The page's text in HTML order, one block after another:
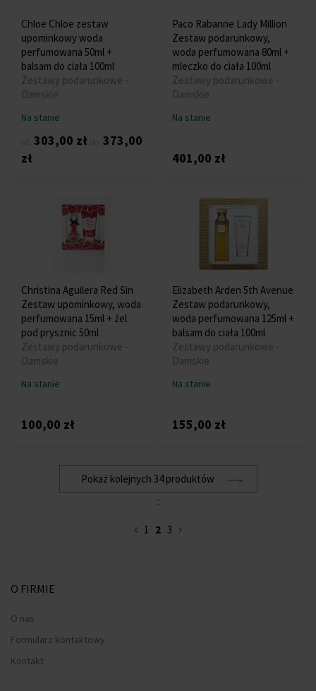
Chloe Chloe zestaw
upominkowy woda
perfumowana 50ml +
balsam do ciała 100ml
Zestawy podarunkowe -
Damskie
Na stanie
303,00 zł
373,00
zł
Paco Rabanne Lady Million
Zestaw podarunkowy,
woda perfumowana 80ml +
mleczko do ciała 100ml
Zestawy podarunkowe -
Damskie
Na stanie
401,00 zł
Christina Aguilera Red Sin
Zestaw upominkowy, woda
perfumowana 15ml + żel
pod prysznic 50ml
Zestawy podarunkowe -
Damskie
Na stanie
100,00 zł
Elizabeth Arden 5th Avenue
Zestaw podarunkowy,
woda perfumowana 125ml +
balsam do ciała 100ml
Zestawy podarunkowe -
Damskie
Na stanie
155,00 zł
Pokaż kolejnych 34 produktów
:
1 2 3
O FIRMIE
O nas
Formularz kontaktowy
Kontakt